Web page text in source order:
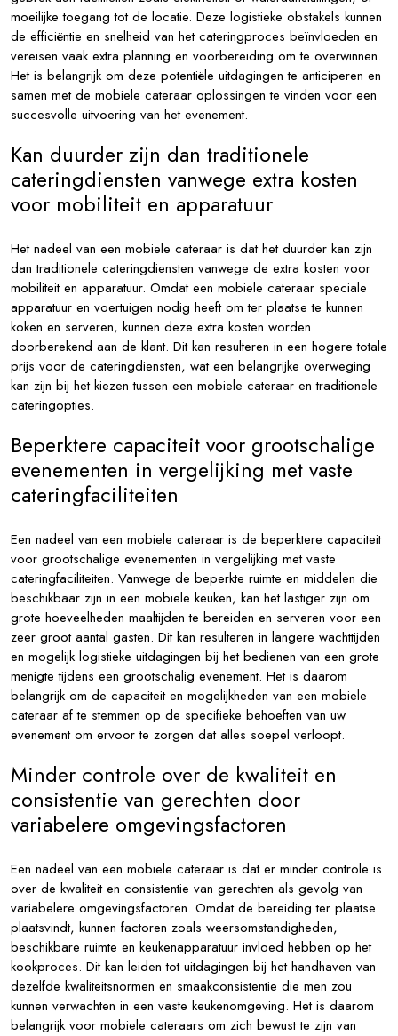
moeilijke toegang tot de locatie. Deze logistieke obstakels kunnen
de efficiëntie en snelheid van het cateringproces beïnvloeden en
vereisen vaak extra planning en voorbereiding om te overwinnen.
Het is belangrijk om deze potentiële uitdagingen te anticiperen en
samen met de mobiele cateraar oplossingen te vinden voor een
succesvolle uitvoering van het evenement.
Kan duurder zijn dan traditionele
cateringdiensten vanwege extra kosten
voor mobiliteit en apparatuur
Het nadeel van een mobiele cateraar is dat het duurder kan zijn
dan traditionele cateringdiensten vanwege de extra kosten voor
mobiliteit en apparatuur. Omdat een mobiele cateraar speciale
apparatuur en voertuigen nodig heeft om ter plaatse te kunnen
koken en serveren, kunnen deze extra kosten worden
doorberekend aan de klant. Dit kan resulteren in een hogere totale
prijs voor de cateringdiensten, wat een belangrijke overweging
kan zijn bij het kiezen tussen een mobiele cateraar en traditionele
cateringopties.
Beperktere capaciteit voor grootschalige
evenementen in vergelijking met vaste
cateringfaciliteiten
Een nadeel van een mobiele cateraar is de beperktere capaciteit
voor grootschalige evenementen in vergelijking met vaste
cateringfaciliteiten. Vanwege de beperkte ruimte en middelen die
beschikbaar zijn in een mobiele keuken, kan het lastiger zijn om
grote hoeveelheden maaltijden te bereiden en serveren voor een
zeer groot aantal gasten. Dit kan resulteren in langere wachttijden
en mogelijk logistieke uitdagingen bij het bedienen van een grote
menigte tijdens een grootschalig evenement. Het is daarom
belangrijk om de capaciteit en mogelijkheden van een mobiele
cateraar af te stemmen op de specifieke behoeften van uw
evenement om ervoor te zorgen dat alles soepel verloopt.
Minder controle over de kwaliteit en
consistentie van gerechten door
variabelere omgevingsfactoren
Een nadeel van een mobiele cateraar is dat er minder controle is
over de kwaliteit en consistentie van gerechten als gevolg van
variabelere omgevingsfactoren. Omdat de bereiding ter plaatse
plaatsvindt, kunnen factoren zoals weersomstandigheden,
beschikbare ruimte en keukenapparatuur invloed hebben op het
kookproces. Dit kan leiden tot uitdagingen bij het handhaven van
dezelfde kwaliteitsnormen en smaakconsistentie die men zou
kunnen verwachten in een vaste keukenomgeving. Het is daarom
belangrijk voor mobiele cateraars om zich bewust te zijn van